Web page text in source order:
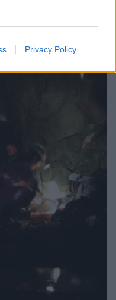
Privacy Policy